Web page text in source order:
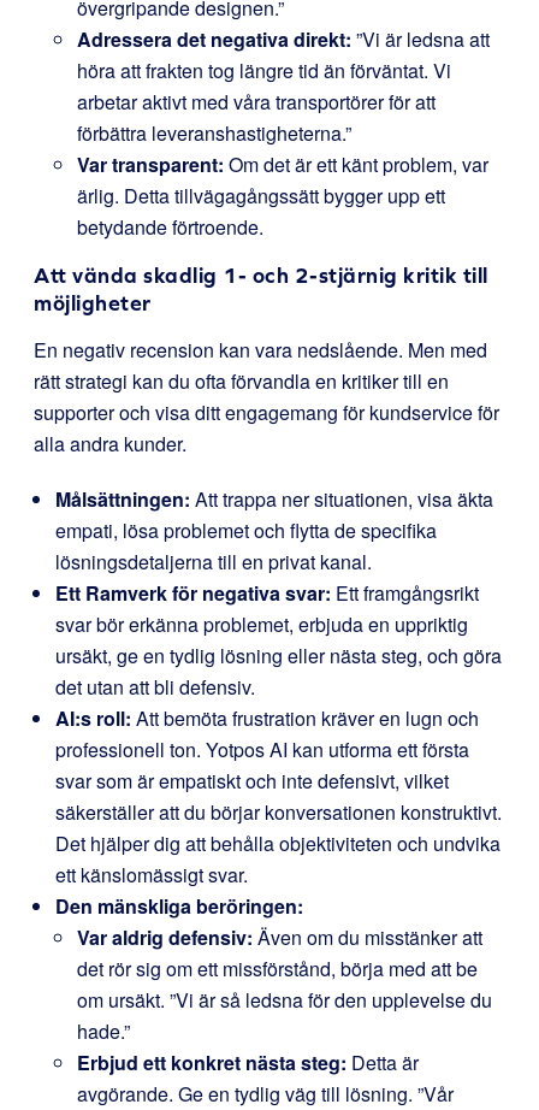
övergripande designen.”
Adressera det negativa direkt: ”Vi är ledsna att
höra att frakten tog längre tid än förväntat. Vi
arbetar aktivt med våra transportörer för att
förbättra leveranshastigheterna.”
Var transparent: Om det är ett känt problem, var
ärlig. Detta tillvägagångssätt bygger upp ett
betydande förtroende.
Att vända skadlig 1- och 2-stjärnig kritik till
möjligheter
En negativ recension kan vara nedslående. Men med
rätt strategi kan du ofta förvandla en kritiker till en
supporter och visa ditt engagemang för kundservice för
alla andra kunder.
Målsättningen: Att trappa ner situationen, visa äkta
empati, lösa problemet och flytta de specifika
lösningsdetaljerna till en privat kanal.
Ett Ramverk för negativa svar: Ett framgångsrikt
svar bör erkänna problemet, erbjuda en uppriktig
ursäkt, ge en tydlig lösning eller nästa steg, och göra
det utan att bli defensiv.
AI:s roll: Att bemöta frustration kräver en lugn och
professionell ton. Yotpos AI kan utforma ett första
svar som är empatiskt och inte defensivt, vilket
säkerställer att du börjar konversationen konstruktivt.
Det hjälper dig att behålla objektiviteten och undvika
ett känslomässigt svar.
Den mänskliga beröringen:
Var aldrig defensiv: Även om du misstänker att
det rör sig om ett missförstånd, börja med att be
om ursäkt. ”Vi är så ledsna för den upplevelse du
hade.”
Erbjud ett konkret nästa steg: Detta är
avgörande. Ge en tydlig väg till lösning. ”Vår